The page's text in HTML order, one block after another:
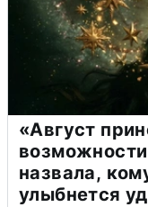
«Август
назвала,
улыбнется